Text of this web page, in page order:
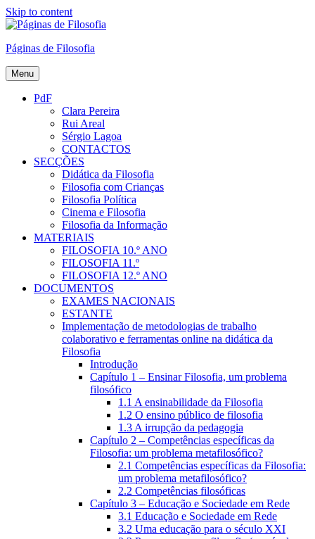
Skip to content
Páginas de Filosofia
Menu
PdF
Clara Pereira
Rui Areal
Sérgio Lagoa
CONTACTOS
SECÇÕES
Didática da Filosofia
Filosofia com Crianças
Filosofia Política
Cinema e Filosofia
Filosofia da Informação
MATERIAIS
FILOSOFIA 10.º ANO
FILOSOFIA 11.º
FILOSOFIA 12.º ANO
DOCUMENTOS
EXAMES NACIONAIS
ESTANTE
Implementação de metodologias de trabalho
colaborativo e ferramentas online na didática da
Filosofia
Introdução
Capítulo 1 – Ensinar Filosofia, um problema
filosófico
1.1 A ensinabilidade da Filosofia
1.2 O ensino público de filosofia
1.3 A irrupção da pedagogia
Capítulo 2 – Competências específicas da
Filosofia: um problema metafilosófico?
2.1 Competências específicas da Filosofia:
um problema metafilosófico?
2.2 Competências filosóficas
Capítulo 3 – Educação e Sociedade em Rede
3.1 Educação e Sociedade em Rede
3.2 Uma educação para o século XXI